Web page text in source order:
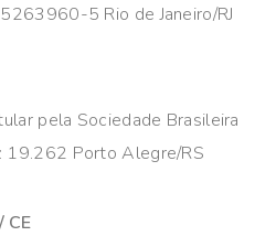
5 Rio de Janeiro/RJ
pela Sociedade Brasileira
19.262 Porto Alegre/RS
CE